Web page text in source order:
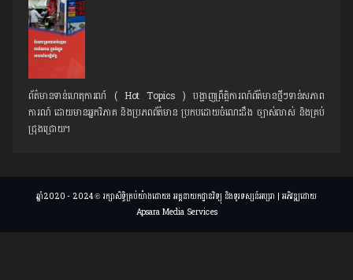
ព័ត៌មានទាន់ហេតុការណ៍ ( Hot Topics ) បង្ហាញព្រឹត្តិការណ៍ព័ត៌មានថ្មីៗទាន់សភាព
ការណ៍ ដោយមានអ្នកវិភាគ និងប្រភពព័ត៌មាន ប្រកបដោយចំណេះដឹង ច្បាស់លាស់ និងគ្រប់
ជ្រុងជ្រោយ។
ឆ្នាំ2020 - 2024 © រក្សាសិទ្ធិគ្រប់យ៉ាងដោយ៖ អគ្គនាយកដ្ឋានវិទ្យុ និងទូរទស្សន៍អប្សរា | អភិវឌ្ឍដោយ
Apsara Media Services